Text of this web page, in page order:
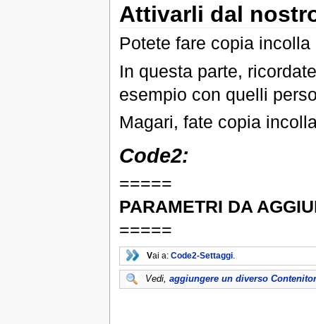
Attivarli dal
Potete fare copia
In questa parte,
esempio con quelli
Magari, fate copia
Code2:
=====
PARAMETRI DA
=====
Vai a: Code2-Settaggi.
Vedi, aggiungere un diverso